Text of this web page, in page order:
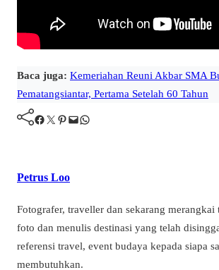
Baca juga: Kemeriahan Reuni Akbar SMA
Pematangsiantar, Pertama Setelah 60 Tahun
Facebook Twitter Pinterest Mail WhatsApp
Petrus Loo
Fotografer, traveller dan sekarang merangkai
foto dan menulis destinasi yang telah
referensi travel, event budaya kepada siapa
membutuhkan.